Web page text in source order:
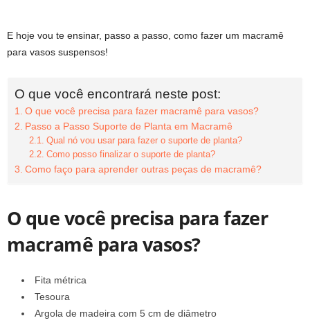
E hoje vou te ensinar, passo a passo, como fazer um macramê
para vasos suspensos!
O que você encontrará neste post:
O que você precisa para fazer macramê para vasos?
Passo a Passo Suporte de Planta em Macramê
Qual nó vou usar para fazer o suporte de planta?
Como posso finalizar o suporte de planta?
Como faço para aprender outras peças de macramê?
O que você precisa para fazer
macramê para vasos?
Fita métrica
Tesoura
Argola de madeira com 5 cm de diâmetro